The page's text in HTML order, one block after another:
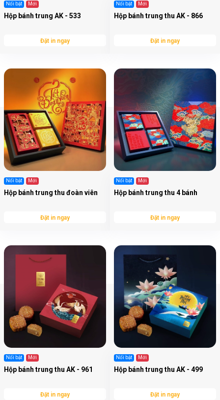
Nổi bật Mới
Hộp bánh trung AK - 533
Đặt in ngay
Nổi bật Mới
Hộp bánh trung thu AK - 866
Đặt in ngay
Nổi bật Mới
Hộp bánh trung thu đoàn viên
Đặt in ngay
Nổi bật Mới
Hộp bánh trung thu 4 bánh
Đặt in ngay
Nổi bật Mới
Hộp bánh trung thu AK - 961
Đặt in ngay
Nổi bật Mới
Hộp bánh trung thu AK - 499
Đặt in ngay